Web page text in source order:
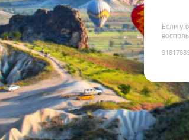
Если у